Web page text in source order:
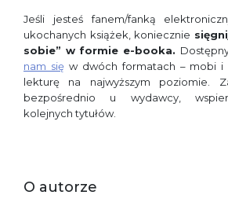
Jeśli jesteś fanem/fanką
ukochanych książek, koniecznie
sobie” w formie e-booka.
nam sięw dwóch formatach – mobi i
lekturę na najwyższym poziomie.
bezpośrednio u wydawcy,
kolejnych tytułów.
O autorze